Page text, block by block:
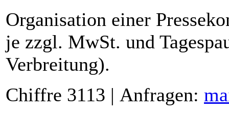
Organisation einer
je zzgl. MwSt. und
Verbreitung).
Chiffre 3113 | Anfragen: